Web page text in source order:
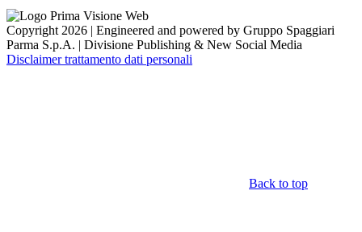
Copyright 2026 | Engineered and powered by Gruppo Spaggiari
Parma S.p.A. | Divisione Publishing & New Social Media
Disclaimer trattamento dati personali
Back to top